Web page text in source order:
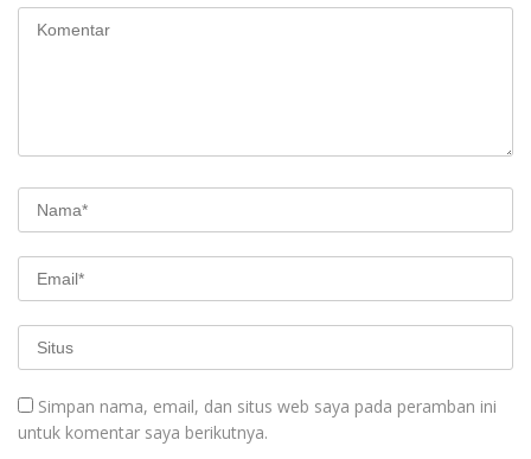
Simpan nama, email, dan situs web saya pada peramban ini
untuk komentar saya berikutnya.